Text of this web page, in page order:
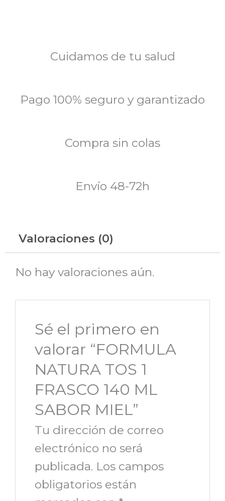
Cuidamos de tu salud
Pago 100% seguro y garantizado
Compra sin colas
Envío 48-72h
Valoraciones (0)
No hay valoraciones aún.
Sé el primero en
valorar “FORMULA
NATURA TOS 1
FRASCO 140 ML
SABOR MIEL”
Tu dirección de correo
electrónico no será
publicada. Los campos
obligatorios están